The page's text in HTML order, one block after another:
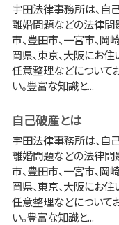
宇田法律事務所は、自
離婚問題などの法律問
市、豊田市、一宮市、岡
岡県、東京、大阪にお
任意整理などについて
い。豊富な知識と...
自己破産とは
宇田法律事務所は、自
離婚問題などの法律問
市、豊田市、一宮市、岡
岡県、東京、大阪にお
任意整理などについて
い。豊富な知識と...